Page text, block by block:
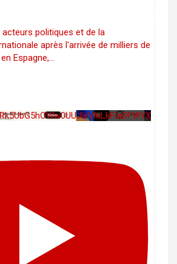
politiques et de la
après l'arrivée de milliers de
Espagne,...